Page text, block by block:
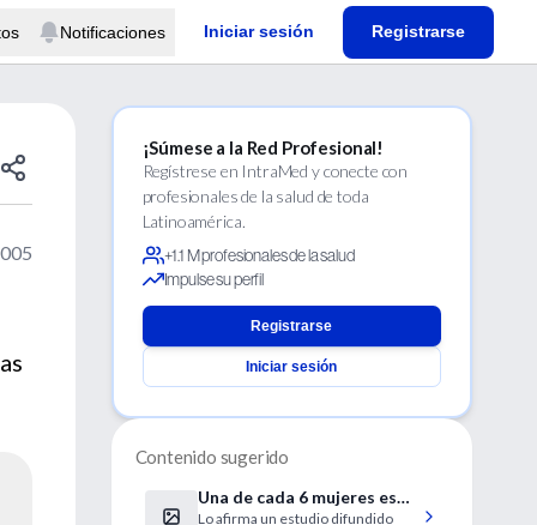
Notificaciones Iniciar sesión Registrarse
¡Súmese a la Red Profesional!
Regístrese en IntraMed y conecte con
profesionales de la salud de toda
Latinoamérica.
+1.1 M profesionales de la salud
Impulse su perfil
Registrarse
Iniciar sesión
Contenido sugerido
Una de cada 6 mujeres es
víctima de la violencia en el
Lo afirma un estudio difundido